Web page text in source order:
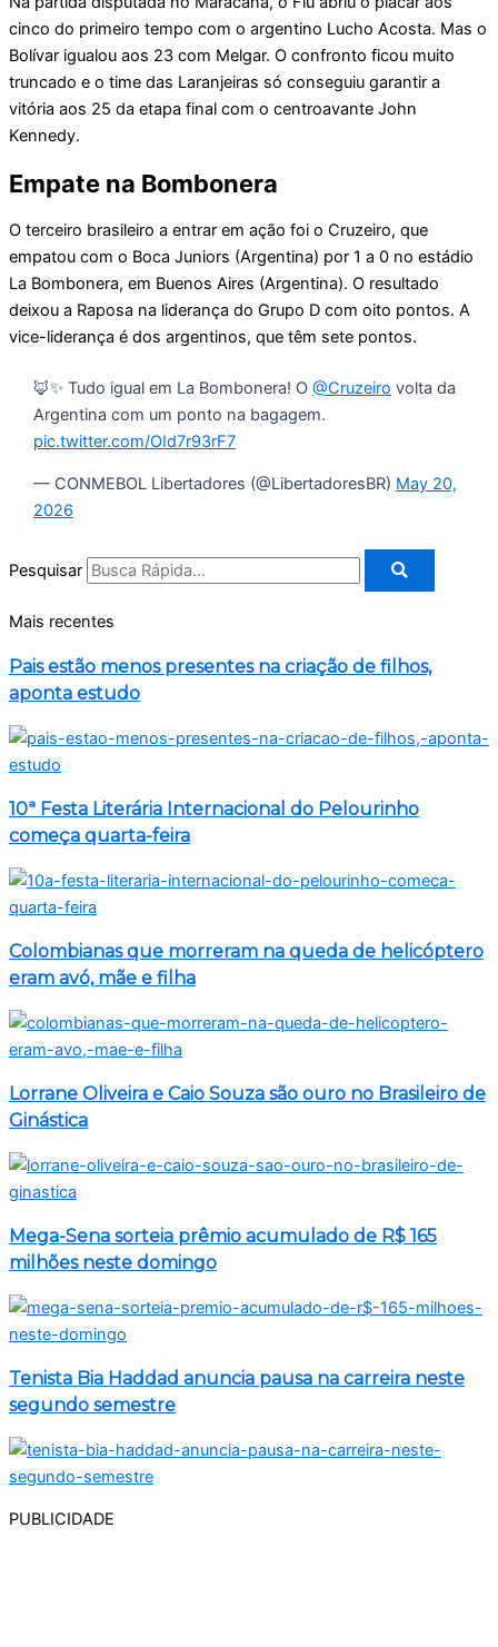
cinco do primeiro tempo com o argentino Lucho Acosta. Mas o
Bolívar igualou aos 23 com Melgar. O confronto ficou muito
truncado e o time das Laranjeiras só conseguiu garantir a
vitória aos 25 da etapa final com o centroavante John
Kennedy.
Empate na Bombonera
O terceiro brasileiro a entrar em ação foi o Cruzeiro, que
empatou com o Boca Juniors (Argentina) por 1 a 0 no estádio
La Bombonera, em Buenos Aires (Argentina). O resultado
deixou a Raposa na liderança do Grupo D com oito pontos. A
vice-liderança é dos argentinos, que têm sete pontos.
🦊✨ Tudo igual em La Bombonera! O @Cruzeiro volta da
Argentina com um ponto na bagagem.
pic.twitter.com/OId7r93rF7
— CONMEBOL Libertadores (@LibertadoresBR) May 20,
2026
Pesquisar
Mais recentes
Pais estão menos presentes na criação de filhos,
aponta estudo
10ª Festa Literária Internacional do Pelourinho
começa quarta-feira
Colombianas que morreram na queda de helicóptero
eram avó, mãe e filha
Lorrane Oliveira e Caio Souza são ouro no Brasileiro de
Ginástica
Mega-Sena sorteia prêmio acumulado de R$ 165
milhões neste domingo
Tenista Bia Haddad anuncia pausa na carreira neste
segundo semestre
PUBLICIDADE